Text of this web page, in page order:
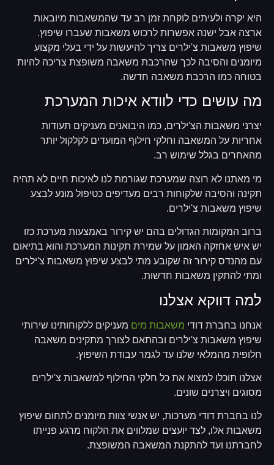
היא יקרה ולעיתים לוקחת זמן רב עד שהמשאבות מיובאות
ארצה אבל ישנה אפשרות לרכוש משאבות שעברו שיפוץ.
שיפוץ משאבות צ'ילרים צריך להיעשות על ידי בעלי מקצוע
מיומנים והסיבה לכך שהרכבת משאבה משופצת צריכה להיות
בטוחה כמו הרכבת משאבה חדשה.
מה עושים כדי לוודא איכות המערכת
יצרני משאבות הצ'ילרים, כמו היבואנים מעניקים תעודות
אחריות על המשאבה וחלקי חילוף המועדים לקלקול יותר
מהאחרים בגלל שימוש רב.
מי מאתנו לא רוצה שמערכת שגורמת לנו לאיכות חיים לא תהיה
תקינה והסיבה שלקוחות רבים מעדיפים כטיפול מונע לבצע
שיפוץ משאבות צ'ילרים.
ברוב המקומות הגדולים בהם יש קירור באמצעות מערכת כזו
יש איש אחזקה האמון על שמירת תקינות המערכת והוא בתיאום
עם מהנדס קירור זה שקובע מתי לבצע שיפוץ משאבות צ'ילרים
ומתי להתקין משאבות חדשות.
למה דווקא אצלנו
אנחנו בחברת דודי משאבות מים מעניקים ללקוחותינו שירותי
שיפוץ משאבות צ'ילרים ובהתאם לצורך מתקינים משאבה
חלופית מהמלאי שלנו עד לגמר עבודת השיפוץ.
אצלנו תוכלו למצוא את כל חלקי החילוף למשאבות צ'ילרים
מסוגים ויצרנים שונים.
לנו בחברת דודי מערכות, יש אנשי צוות מיומנים לתחום שיפוץ
משאבות אלו, לצד יועצים שמלווים את הלקוח מרגע פנייתו
לחברתנו ועד להתקנת המשאבה המשופצת.